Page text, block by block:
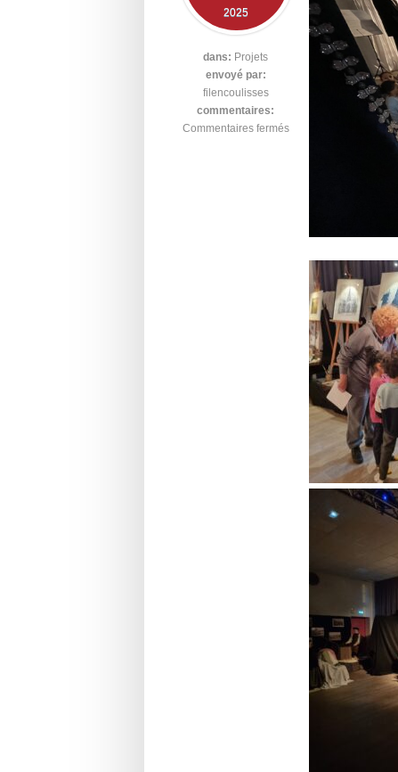
2025
dans: Projets
envoyé par:
filencoulisses
commentaires:
Commentaires fermés